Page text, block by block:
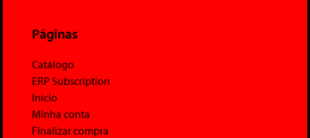
Páginas
Catálogo
ERP Subscription
Início
Minha conta
Finalizar compra